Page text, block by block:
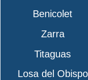
Benicolet
Zarra
Titaguas
Losa del Obispo